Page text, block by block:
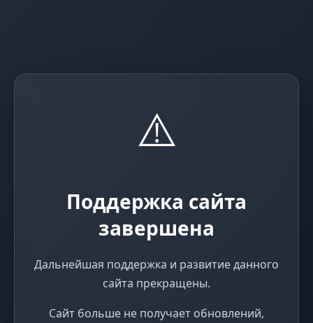
⚠️
Поддержка сайта
завершена
Дальнейшая поддержка и развитие данного
сайта прекращены.
Сайт больше не получает обновлений,